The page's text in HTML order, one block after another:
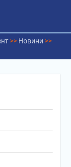
>> Новини >>